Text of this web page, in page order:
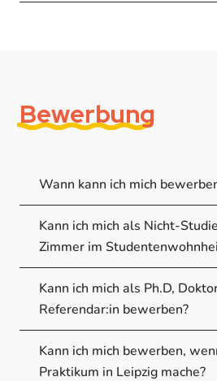
Bewerbung
Wann kann ich mich
Kann ich mich als Nicht-
Zimmer im
Kann ich mich als Ph.D,
Referendar:in bewerben?
Kann ich mich bewerben,
Praktikum in Leipzig mache?